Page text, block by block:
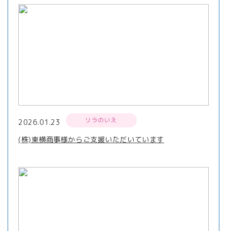
2026.01.23 リラのいえ
(株)東横商事様からご支援いただいています